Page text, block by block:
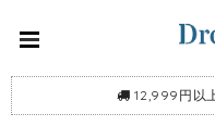
12,999円以